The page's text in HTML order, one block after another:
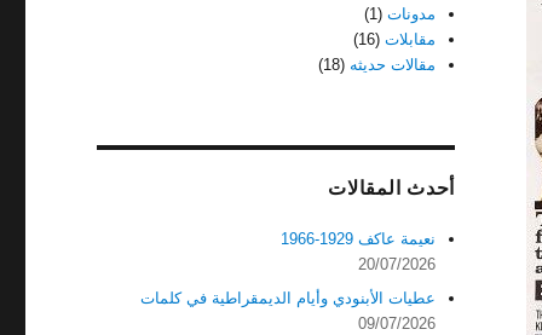
مدونات (1)
مقابلات (16)
مقالات حديثه (18)
أحدث المقالات
نعيمة عاكف 1929-1966
20/07/2026
عطيات الأبنودي وأيام الديمقراطية في كلمات
09/07/2026